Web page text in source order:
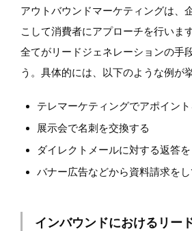
アウトバウンドマーケティングは、
こして消費者にアプローチを行いま
全てがリードジェネレーションの手
う。具体的には、以下のような例が
テレマーケティングでアポイン
展示会で名刺を交換する
ダイレクトメールに対する返答を
バナー広告などから資料請求をし
インバウンドにおけるリー